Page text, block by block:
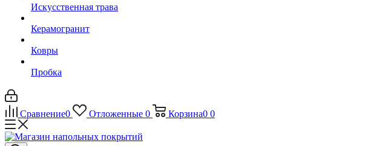
Искусственная трава
Керамогранит
Ковры
Пробка
Сравнение0 Отложенные 0 Корзина0 0